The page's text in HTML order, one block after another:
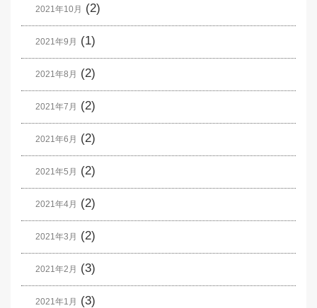
2021年10月 (2)
2021年9月 (1)
2021年8月 (2)
2021年7月 (2)
2021年6月 (2)
2021年5月 (2)
2021年4月 (2)
2021年3月 (2)
2021年2月 (3)
2021年1月 (3)